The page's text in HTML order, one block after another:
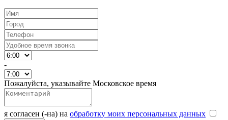
-
Пожалуйста, указывайте Московское время
я согласен (-на) на обработку моих персональных данных